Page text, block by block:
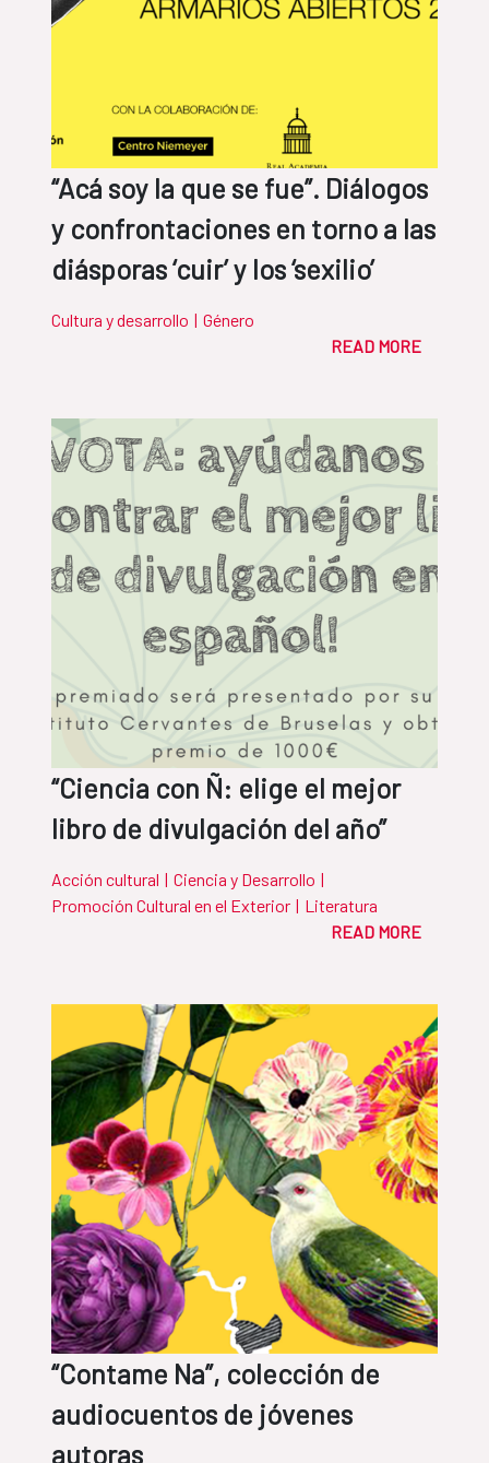
“Acá soy la que se fue”. Diálogos
y confrontaciones en torno a las
diásporas ‘cuir’ y los ‘sexilio’
Cultura y desarrollo | Género
READ MORE
“Ciencia con Ñ: elige el mejor
libro de divulgación del año”
Acción cultural | Ciencia y Desarrollo |
Promoción Cultural en el Exterior | Literatura
READ MORE
“Contame Na”, colección de
audiocuentos de jóvenes
autoras